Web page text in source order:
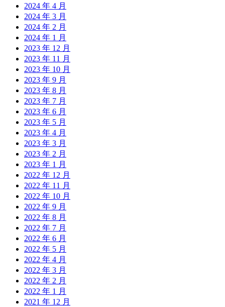
2024 年 4 月
2024 年 3 月
2024 年 2 月
2024 年 1 月
2023 年 12 月
2023 年 11 月
2023 年 10 月
2023 年 9 月
2023 年 8 月
2023 年 7 月
2023 年 6 月
2023 年 5 月
2023 年 4 月
2023 年 3 月
2023 年 2 月
2023 年 1 月
2022 年 12 月
2022 年 11 月
2022 年 10 月
2022 年 9 月
2022 年 8 月
2022 年 7 月
2022 年 6 月
2022 年 5 月
2022 年 4 月
2022 年 3 月
2022 年 2 月
2022 年 1 月
2021 年 12 月